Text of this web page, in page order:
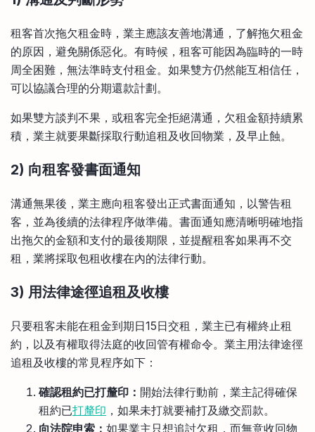
租客首次拖欠租金時，業主應該友善地溝通，了解拖欠租金
的原因，避免關係惡化。有時候，租客可能因為臨時的一時
周全困難，無法準時支付租金。如果雙方仍然能互相信任，
可以協議合理的分期還款計劃。
如果雙方談判不果，或租客完全拒絕溝通，欠租金額持續累
積，業主就要果斷採取行動追租及收回物業，及早止蝕。
2) 向租客發書面通知
溝通無果後，業主應向租客發出正式書面通知，以警告租
客，並為後續的法律程序做準備。書面通知應清晰明確地指
出拖欠的金額和支付的最後期限，並提醒租客如果再不交
租，業將採取包租收樓在內的法律行動。
3) 用法律途徑追租及收樓
只要租客未能在租金到期日15日交租，業主已有權終止租
約，以及有權取得法庭的收回管有權命令。業主用法律途徑
追租及收樓的常見程序如下：
確認租約已打釐印： 開始法律行動前，業主記得確保
租約已打釐印 ，如果未打就要補打及繳交罰款。
向法院申索： 如果業主只想追討欠租，而無意收回物